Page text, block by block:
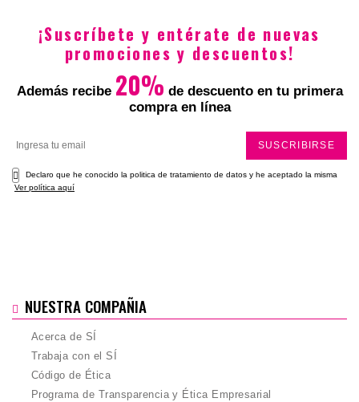
¡Suscríbete y entérate de nuevas
promociones y descuentos!
Además recibe 20% de descuento en tu primera
compra en línea
SUSCRIBIRSE
Declaro que he conocido la politica de tratamiento de datos y he aceptado la misma
Ver política aquí
NUESTRA COMPAÑIA
Acerca de SÍ
Trabaja con el SÍ
Código de Ética
Programa de Transparencia y Ética Empresarial